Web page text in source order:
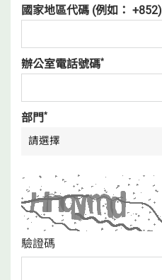
國家地區代碼 (例如： +852)
辦公室電話號碼*
部門*
請選擇
驗證碼